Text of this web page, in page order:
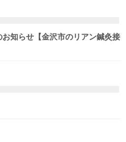
知らせ【金沢市のリアン鍼灸接